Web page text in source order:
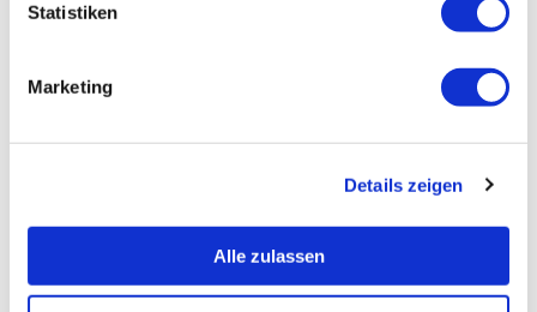
Statistiken
Marketing
Details zeigen
Alle zulassen